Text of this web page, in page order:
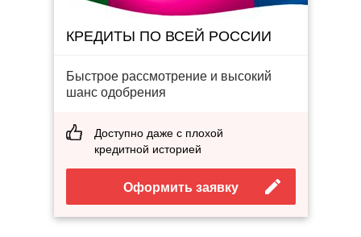
КРЕДИТЫ ПО ВСЕЙ РОССИИ
Быстрое рассмотрение и высокий
шанс одобрения
Доступно даже с плохой
кредитной историей
Оформить заявку